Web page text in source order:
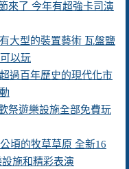
來了 今年有超強卡司演
大型的裝置藝術 瓦盤鹽
以玩
過百年歷史的現代化市
祭遊樂設施全部免費玩
頃的牧草草原 全新16
施和精彩表演